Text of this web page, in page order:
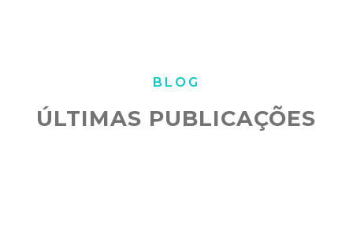
BLOG
ÚLTIMAS PUBLICAÇÕES